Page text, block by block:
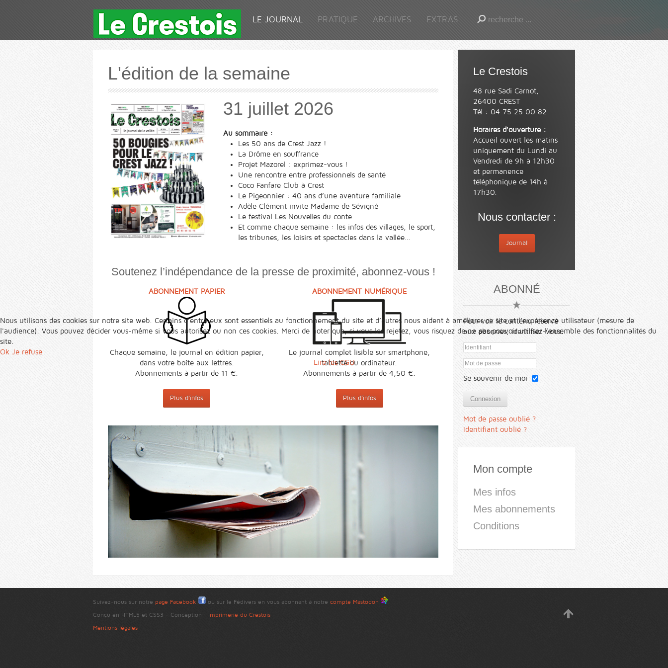
LE JOURNAL PRATIQUE ARCHIVES EXTRAS
L'édition de la semaine
31 juillet 2026
Au sommaire :
Les 50 ans de Crest Jazz !
La Drôme en souffrance
Projet Mazorel : exprimez-vous !
Une rencontre entre professionnels de santé
Coco Fanfare Club à Crest
Le Pigeonnier : 40 ans d’une aventure familiale
Adèle Clément invite Madame de Sévigné
Le festival Les Nouvelles du conte
Et comme chaque semaine : les infos des villages, le sport,
les tribunes, les loisirs et spectacles dans la vallée…
Soutenez l’indépendance de la presse de proximité, abonnez-vous !
ABONNEMENT PAPIER
Chaque semaine, le journal en édition papier,
dans votre boîte aux lettres.
Abonnements à partir de 11 €.
Plus d’infos
ABONNEMENT NUMÉRIQUE
Le journal complet lisible sur smartphone,
tablette ou ordinateur.
Abonnements à partir de 4,50 €.
Plus d’infos
Le Crestois
48 rue Sadi Carnot,
26400 CREST
Tél : 04 75 25 00 82
Horaires d'ouverture :
Accueil ouvert les matins
uniquement du Lundi au
Vendredi de 9h à 12h30
et permanence
téléphonique de 14h à
17h30.
Nous contacter :
Journal
ABONNÉ
Pour voir le contenu réservé
aux abonnés, identifiez-vous.
Se souvenir de moi
Connexion
Mot de passe oublié ?
Identifiant oublié ?
Mon compte
Mes infos
Mes abonnements
Conditions
Suivez-nous sur notre page Facebook ou sur le Fédivers en vous abonnant à notre compte Mastodon
Conçu en HTML5 et CSS3 - Conception :
Imprimerie du Crestois
Mentions légales
Nous utilisons des cookies sur notre site web. Certains d’entre eux sont essentiels au fonctionnement du site et d’autres nous aident à améliorer ce site et l’expérience utilisateur (mesure de
l'audience). Vous pouvez décider vous-même si vous autorisez ou non ces cookies. Merci de noter que, si vous les rejetez, vous risquez de ne pas pouvoir utiliser l’ensemble des fonctionnalités du
site.
Ok Je refuse
Lire les CGU